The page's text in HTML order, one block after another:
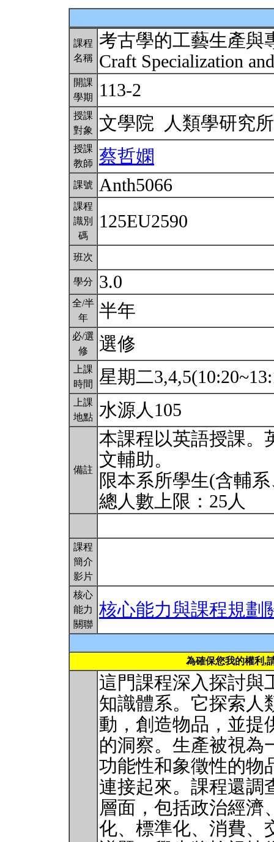
課程
名稱
考古學的工藝生產與
Craft Specialization
開課
學期
113-2
授課
對象
文學院 人類學研究
授課
教師
蔡哲嫻
課號 Anth5066
課程
識別
碼
125EU2590
班次
學分 3.0
全/半
年
半年
必/選
修
選修
上課
時間
星期二
上課
地點 水源人105
備註
本課程以英語授課。
文輔助。
限本系所學生(含輔
總人數上限：25人
課程
簡介
影片
核心
能力
關聯
核心能力與課程規劃
為確保您我的權利,
這門課程深入探討與
知識體系。它探索人
動，創造物品，並提
的洞察。生產被視為
功能性和象徵性的物
連接起來。課程還調
層面，包括政治經濟
化、標準化、消費、